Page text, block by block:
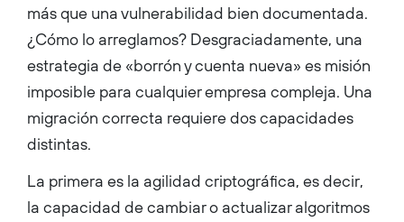
más que una vulnerabilidad bien documentada.
¿Cómo lo arreglamos? Desgraciadamente, una
estrategia de «borrón y cuenta nueva» es misión
imposible para cualquier empresa compleja. Una
migración correcta requiere dos capacidades
distintas.
La primera es la agilidad criptográfica, es decir,
la capacidad de cambiar o actualizar algoritmos